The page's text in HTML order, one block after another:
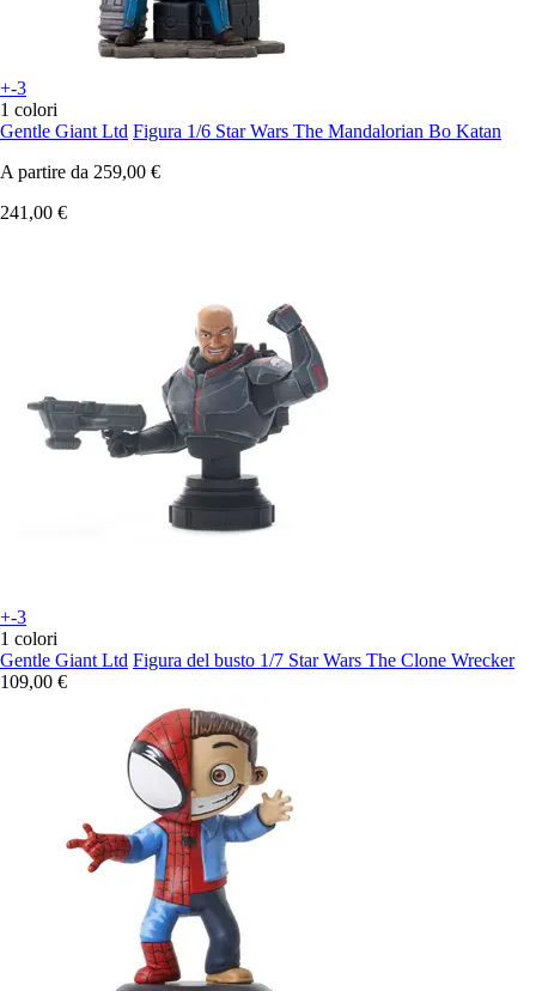
+-3
1 colori
Gentle Giant Ltd Figura 1/6 Star Wars The Mandalorian Bo Katan
A partire da 259,00 €
241,00 €
+-3
1 colori
Gentle Giant Ltd Figura del busto 1/7 Star Wars The Clone Wrecker
109,00 €